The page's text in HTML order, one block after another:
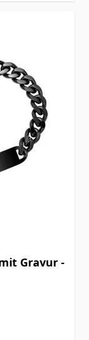
Gravur -